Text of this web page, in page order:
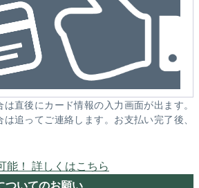
直後にカード情報の入力画面が出ます。
追ってご連絡します。お支払い完了後、
能！ 詳しくはこちら